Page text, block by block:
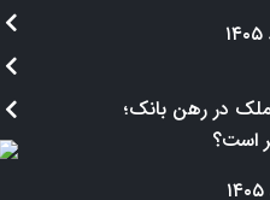
در رهن بانک؛
است؟